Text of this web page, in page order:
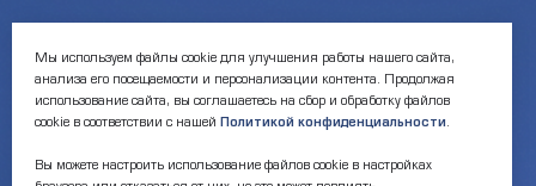
okc-svao@svao.mos.ru
Результаты НОК
оказания услуг
Электронные ресурсы:
Мы используем файлы cookie для улучшения работы нашего сайта,
анализа его посещаемости и персонализации контента. Продолжая
использование сайта, вы соглашаетесь на сбор и обработку файлов
cookie в соответствии с нашей Политикой конфиденциальности.
Вы можете настроить использование файлов cookie в настройках